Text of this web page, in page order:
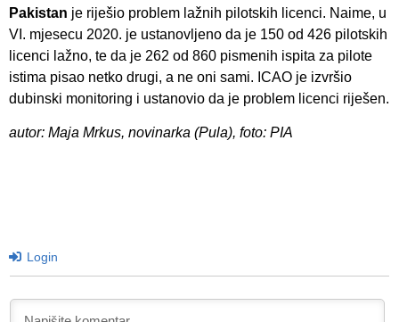
Pakistan je riješio problem lažnih pilotskih licenci. Naime, u
VI. mjesecu 2020. je ustanovljeno da je 150 od 426 pilotskih
licenci lažno, te da je 262 od 860 pismenih ispita za pilote
istima pisao netko drugi, a ne oni sami. ICAO je izvršio
dubinski monitoring i ustanovio da je problem licenci riješen.
autor: Maja Mrkus, novinarka (Pula), foto: PIA
Login